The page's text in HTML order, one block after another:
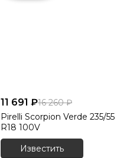
11 691 ₽16 260 ₽
Pirelli Scorpion Verde 235/55
R18 100V
Известить